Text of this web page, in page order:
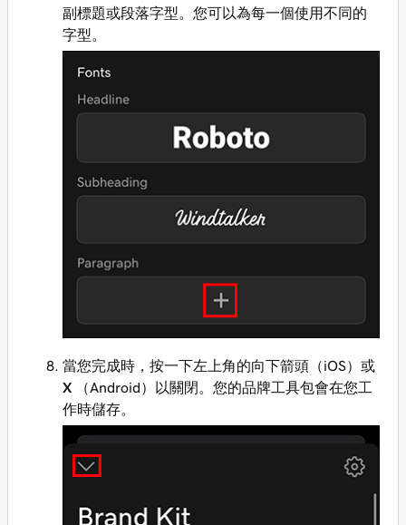
副標題或段落字型。您可以為每一個使用不同的
字型。
當您完成時，按一下左上角的向下箭頭（iOS）或
X （Android）以關閉。您的品牌工具包會在您工
作時儲存。